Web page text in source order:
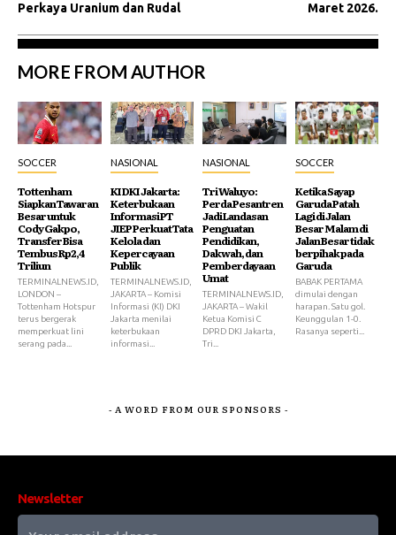
Perkaya Uranium dan Rudal
Maret 2026.
MORE FROM AUTHOR
SOCCER
Tottenham
Siapkan Tawaran
Besar untuk
Cody Gakpo,
Transfer Bisa
Tembus Rp2,4
Triliun
TERMINALNEWS.ID,
LONDON –
Tottenham Hotspur
terus bergerak
memperkuat lini
serang pada...
NASIONAL
KI DKI Jakarta:
Keterbukaan
Informasi PT
JIEP Perkuat Tata
Kelola dan
Kepercayaan
Publik
TERMINALNEWS.ID,
JAKARTA – Komisi
Informasi (KI) DKI
Jakarta menilai
keterbukaan
informasi...
NASIONAL
Tri Waluyo:
Perda Pesantren
Jadi Landasan
Penguatan
Pendidikan,
Dakwah, dan
Pemberdayaan
Umat
TERMINALNEWS.ID,
JAKARTA – Wakil
Ketua Komisi C
DPRD DKI Jakarta,
Tri...
SOCCER
Ketika Sayap
Garuda Patah
Lagi di Jalan
Besar Malam di
Jalan Besar tidak
berpihak pada
Garuda
BABAK PERTAMA
dimulai dengan
harapan. Satu gol.
Keunggulan 1-0.
Rasanya seperti...
- A WORD FROM OUR SPONSORS -
Newsletter